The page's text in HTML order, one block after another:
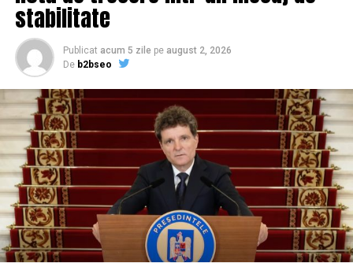
mediu brut pe care acest câștig salarial este oferit de
Punctul de pensie va ajunge la 1885 lei în
septembrie 2023?
„Noi lucrăm la o noua lege a pensiilor, care va
reglementa si aceste probleme cu privire la cresterile de
pensii care vor avea loc in perioada, în anii următori.”
INTERVIUL INTEGRAL
stabilitate
Publicat acum 5 zile pe august 2, 2026
De b2bseo